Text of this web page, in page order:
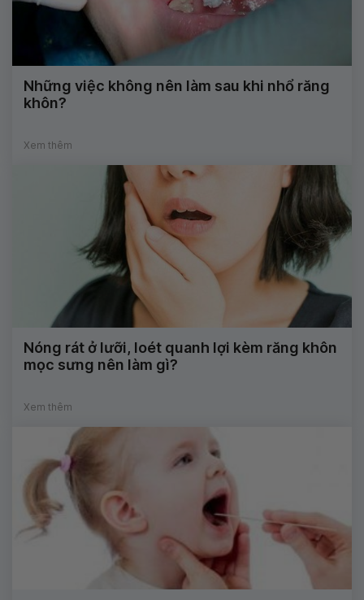
Những việc không nên làm sau khi nhổ răng
khôn?
Xem thêm
Nóng rát ở lưỡi, loét quanh lợi kèm răng khôn
mọc sưng nên làm gì?
Xem thêm